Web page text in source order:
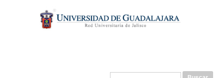
contenido
principal
Buscar